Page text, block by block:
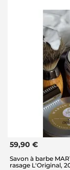
59,90 €
Savon à barbe
rasage L'Original,